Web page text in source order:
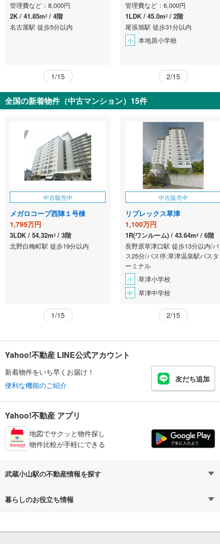
管理費など：8,000円
2K
41.85m2
4階
名古屋駅 徒歩5分以内
1/15
管理費など：6,000円
1LDK
45.0m2
2階
尾張旭駅 徒歩31分以内
小 本地原小学校
2/15
全国の新着物件（中古マンション）15件
中古販売中
メガロコープ西陣１号棟
1,795万円
3LDK 54.32m2
3階
北野白梅町駅 徒歩19分以内
1/15
中古販売中
リプレックス草津
1,100万円
1R(ワンルーム) 43.64m2
6階
長野原草津口駅 徒歩13分以内/バ
ス25分/バス停:草津温泉駅バスタ
ーミナル
小 草津小学校
中 草津中学校
2/15
Yahoo!不動産 LINE公式アカウント
新着物件をいち早くお届け！
便利な機能のご紹介
友だち追加
Yahoo!不動産 アプリ
地図でサクッと物件探し
物件比較が手軽にできる
武蔵小山駅の不動産情報を探す
不動産・住宅
暮らしのお役立ち情報